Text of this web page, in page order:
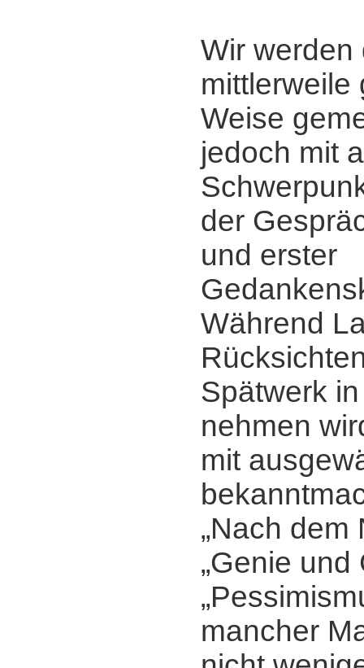
Wir werden
mittlerweile
Weise
jedoch mit
der
und erster
Während
Spätwerk
nehmen
mit
„Nach dem
„Genie und
mancher